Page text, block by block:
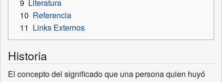
9 Literatura
10 Referencia
11 Links Externos
Historia
El concepto del significado que una persona quien huyó